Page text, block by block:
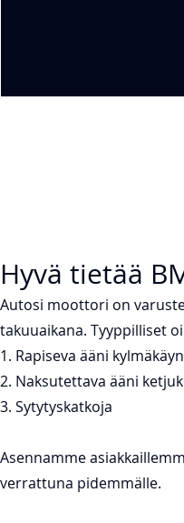
Hyvä tietää
Autosi moottori on
takuuaikana. Tyyppilliset
1. Rapiseva ääni
2. Naksutettava ääni
3. Sytytyskatkoja
Asennamme
verrattuna pidemmälle.